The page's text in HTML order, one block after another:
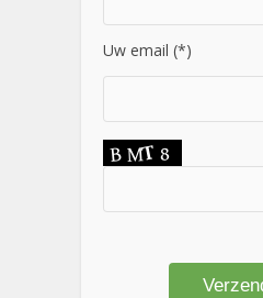
Uw email (*)